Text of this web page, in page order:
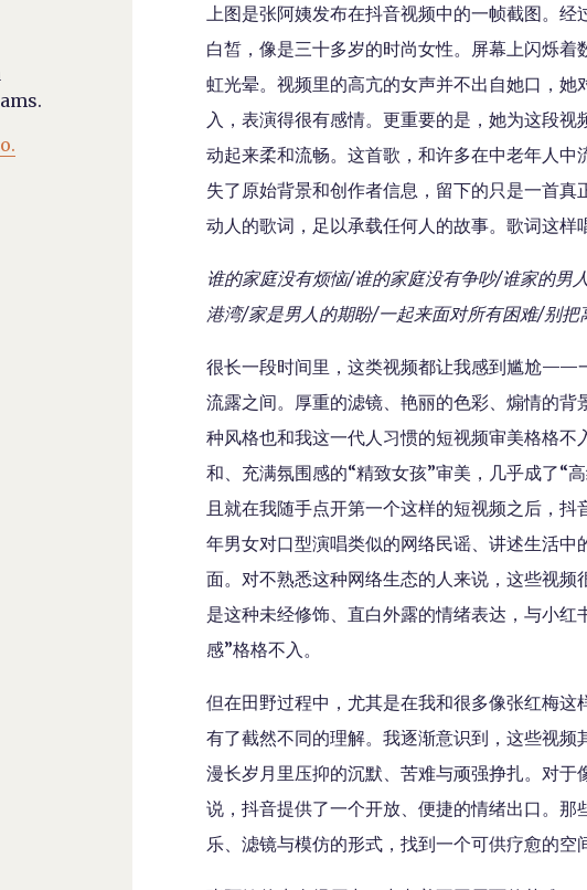
上图是张阿姨发布在抖音视频中的一帧截图。
白皙，像是三十多岁的时尚女性。屏幕上闪烁
虹光晕。视频里的高亢的女声并不出自她口，
入，表演得很有感情。更重要的是，她为这段
动起来柔和流畅。这首歌，和许多在中老年人
失了原始背景和创作者信息，留下的只是一首
动人的歌词，足以承载任何人的故事。歌词这样
谁的家庭没有烦恼/谁的家庭没有争吵/谁家的男
港湾/家是男人的期盼/一起来面对所有困难/别把
很长一段时间里，这类视频都让我感到尴尬——
流露之间。厚重的滤镜、艳丽的色彩、煽情的
种风格也和我这一代人习惯的短视频审美格格
和、充满氛围感的“精致女孩”审美，几乎成了“
且就在我随手点开第一个这样的短视频之后，
年男女对口型演唱类似的网络民谣、讲述生活
面。对不熟悉这种网络生态的人来说，这些视
是这种未经修饰、直白外露的情绪表达，与小
感”格格不入。
但在田野过程中，尤其是在我和很多像张红梅
有了截然不同的理解。我逐渐意识到，这些视
漫长岁月里压抑的沉默、苦难与顽强挣扎。对
说，抖音提供了一个开放、便捷的情绪出口。
乐、滤镜与模仿的形式，找到一个可供疗愈的空